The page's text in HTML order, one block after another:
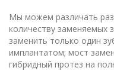
Мы можем различать
количеству заменяемых
заменить только один
имплантатом; мост
гибридный протез на